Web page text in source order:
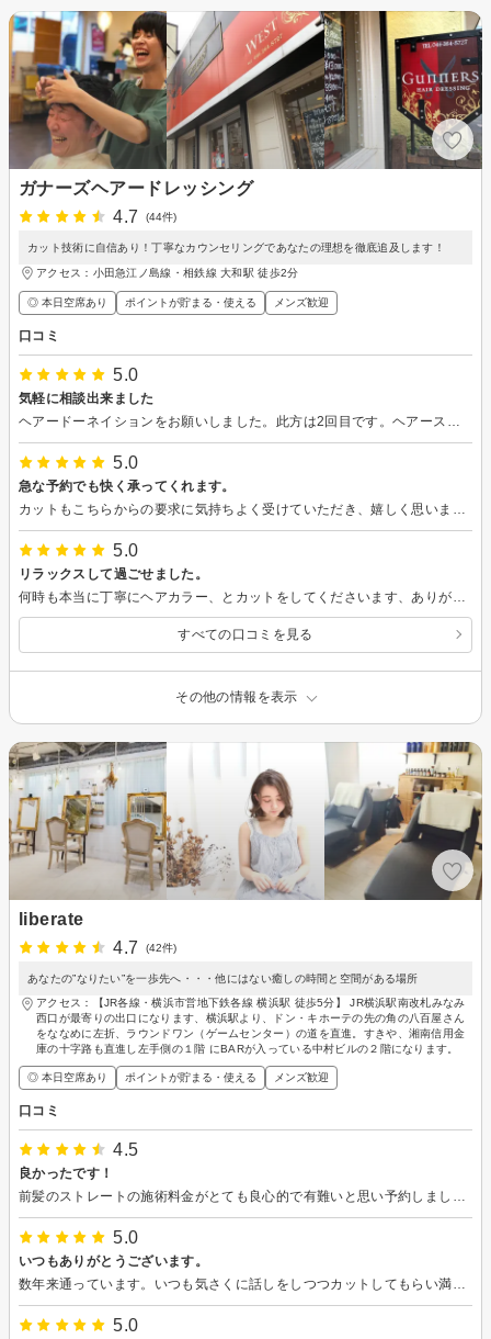
ガナーズヘアードレッシング
4.7
(44件)
カット技術に自信あり！丁寧なカウンセリングであなたの理想を徹底追及します！
アクセス：小田急江ノ島線・相鉄線 大和駅 徒歩2分
◎ 本日空席あり ポイントが貯まる・使える メンズ歓迎
口コミ
5.0
気軽に相談出来ました
5.0
急な予約でも快く承ってくれます。
5.0
リラックスして過ごせました。
すべての口コミを見る
その他の情報を表示
liberate
4.7
(42件)
あなたの”なりたい”を一歩先へ・・・他にはない癒しの時間と空間がある場所
アクセス：【JR各線・横浜市営地下鉄各線 横浜駅 徒歩5分】 JR横浜駅南改札みなみ
西口が最寄りの出口になります、横浜駅より、ドン・キホーテの先の角の八百屋さん
をななめに左折、ラウンドワン（ゲームセンター）の道を直進。すきや、湘南信用金
庫の十字路も直進し左手側の１階 にBARが入っている中村ビルの２階になります。
◎ 本日空席あり ポイントが貯まる・使える メンズ歓迎
口コミ
4.5
良かったです！
5.0
いつもありがとうございます。
5.0